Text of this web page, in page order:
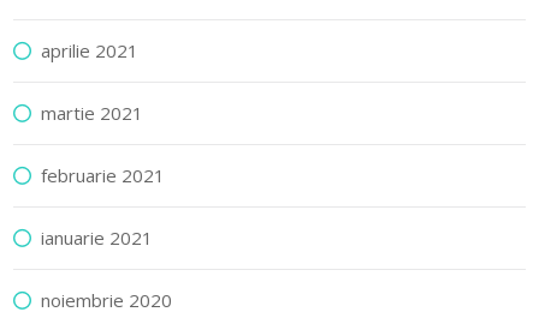
aprilie 2021
martie 2021
februarie 2021
ianuarie 2021
noiembrie 2020